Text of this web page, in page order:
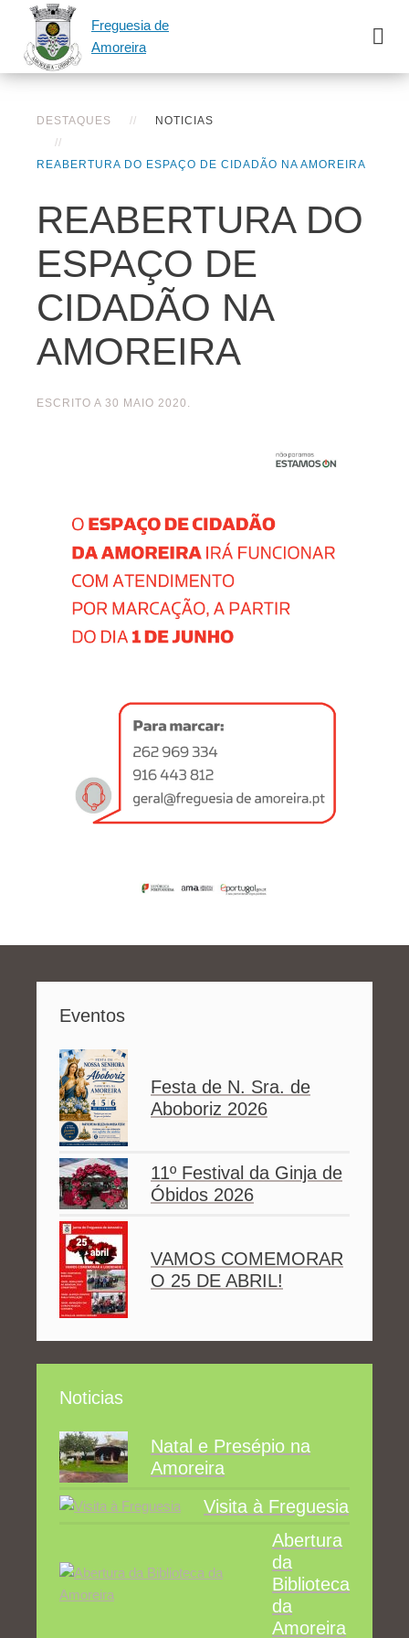
Freguesia de
Amoreira
DESTAQUES NOTICIAS
REABERTURA DO ESPAÇO DE CIDADÃO NA AMOREIRA
REABERTURA DO
ESPAÇO DE
CIDADÃO NA
AMOREIRA
ESCRITO A 30 MAIO 2020 .
Eventos
Festa de N. Sra. de
Aboboriz 2026
11º Festival da Ginja de
Óbidos 2026
VAMOS COMEMORAR
O 25 DE ABRIL!
Noticias
Natal e Presépio na
Amoreira
Visita à Freguesia
Abertura
da
Biblioteca
da
Amoreira